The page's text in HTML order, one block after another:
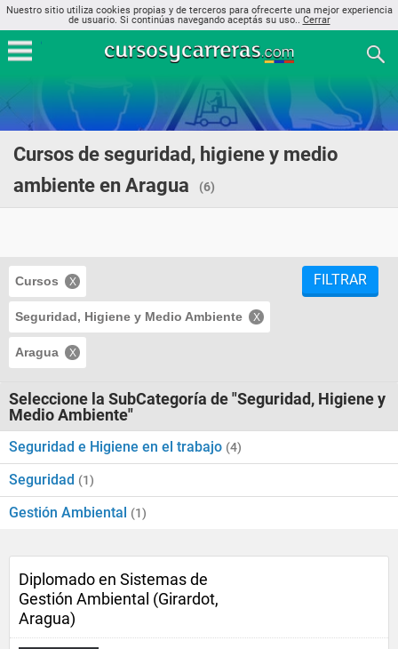
Nuestro sitio utiliza cookies propias y de terceros para ofrecerte una mejor experiencia
de usuario. Si continúas navegando aceptás su uso.. Cerrar
Cursos de seguridad, higiene y medio
ambiente en Aragua
(6)
Cursos
Seguridad, Higiene y Medio Ambiente
Aragua
FILTRAR
Seleccione la SubCategoría de "Seguridad, Higiene y
Medio Ambiente"
Seguridad e Higiene en el trabajo (4)
Seguridad (1)
Gestión Ambiental (1)
Diplomado en Sistemas de
Gestión Ambiental (Girardot,
Aragua)